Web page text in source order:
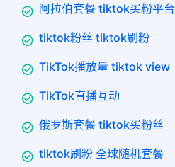
阿拉伯套餐 tiktok买粉平台
tiktok粉丝 tiktok刷粉
TikTok播放量 tiktok view
TikTok直播互动
俄罗斯套餐 tiktok买粉丝
tiktok刷粉 全球随机套餐